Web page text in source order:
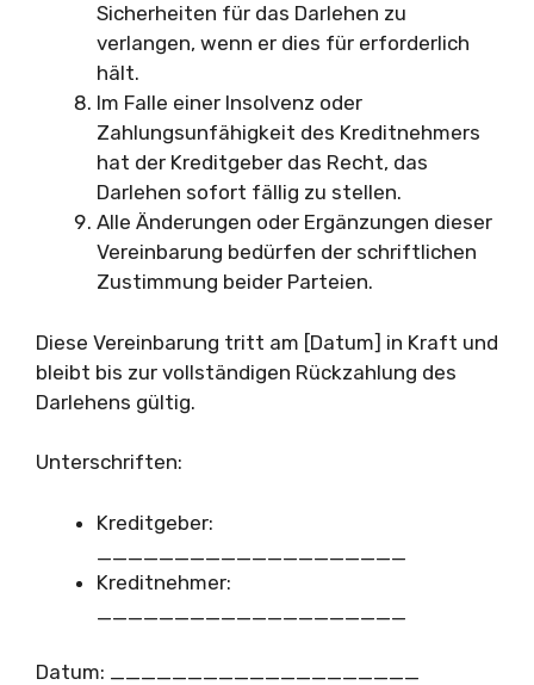
Sicherheiten für das Darlehen zu
verlangen, wenn er dies für erforderlich
hält.
Im Falle einer Insolvenz oder
Zahlungsunfähigkeit des Kreditnehmers
hat der Kreditgeber das Recht, das
Darlehen sofort fällig zu stellen.
Alle Änderungen oder Ergänzungen dieser
Vereinbarung bedürfen der schriftlichen
Zustimmung beider Parteien.
Diese Vereinbarung tritt am [Datum] in Kraft und
bleibt bis zur vollständigen Rückzahlung des
Darlehens gültig.
Unterschriften:
Kreditgeber:
Kreditnehmer:
Datum: ____________________